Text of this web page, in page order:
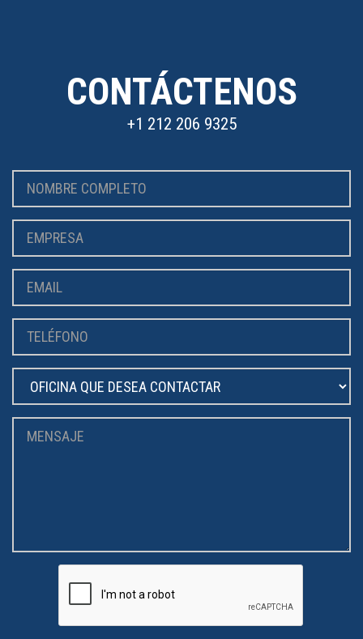
CONTÁCTENOS
+1 212 206 9325